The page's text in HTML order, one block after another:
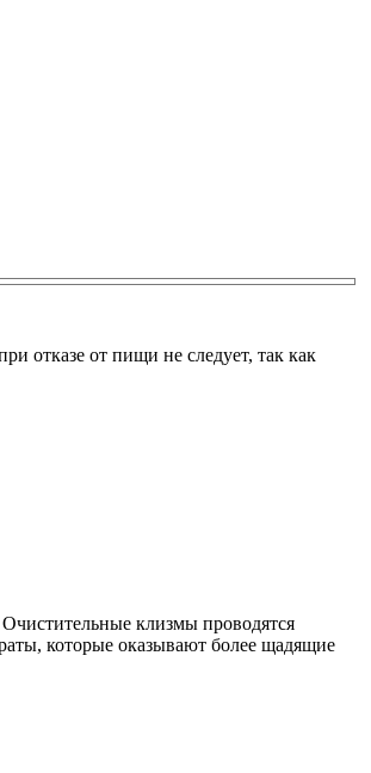
отказе от пищи не следует, так как
клизмы проводятся
которые оказывают более щадящие